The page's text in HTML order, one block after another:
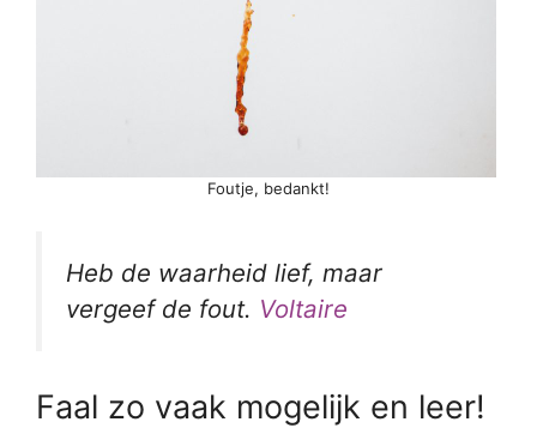
Foutje, bedankt!
Heb de waarheid lief, maar
vergeef de fout. Voltaire
Faal zo vaak mogelijk en leer!